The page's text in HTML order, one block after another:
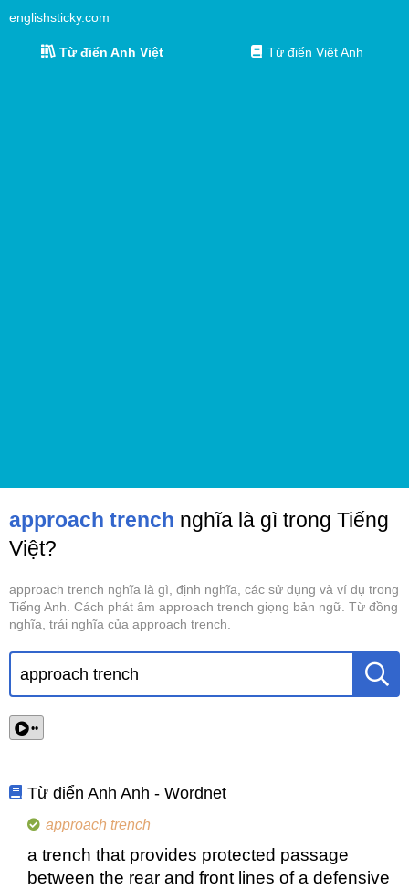
englishsticky.com
Từ điển Anh Việt Từ điển Việt Anh
approach trench nghĩa là gì trong Tiếng
Việt?
approach trench nghĩa là gì, định nghĩa, các sử dụng và ví dụ trong
Tiếng Anh. Cách phát âm approach trench giọng bản ngữ. Từ đồng
nghĩa, trái nghĩa của approach trench.
••
Từ điển Anh Anh - Wordnet
approach trench
a trench that provides protected passage
between the rear and front lines of a defensive